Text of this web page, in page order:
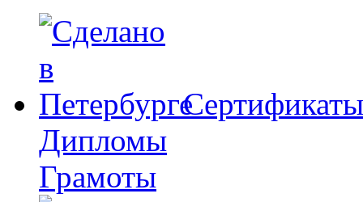
Сертификаты
Дипломы
Грамоты